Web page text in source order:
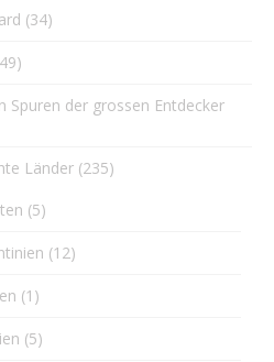
(34)
Spuren der grossen Entdecker
Länder (235)
(5)
(12)
(1)
(5)